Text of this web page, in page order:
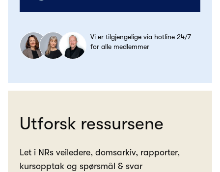
Vi er tilgjengelige via hotline 24/7
for alle medlemmer
Utforsk ressursene
Let i NRs veiledere, domsarkiv, rapporter,
kursopptak og spørsmål & svar